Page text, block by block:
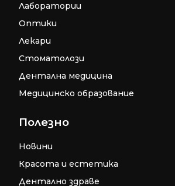
Лаборатории
Оптики
Лекари
Стоматолози
Дентална медицина
Медицинско образование
Полезно
Новини
Красота и естетика
Дентално здраве